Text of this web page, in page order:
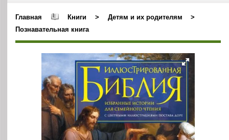
Главная Книги > Детям и их родителям
>
Познавательная книга